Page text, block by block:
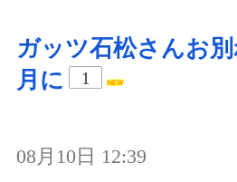
ガッツ石松さんお
月に
1
08月10日 12:39